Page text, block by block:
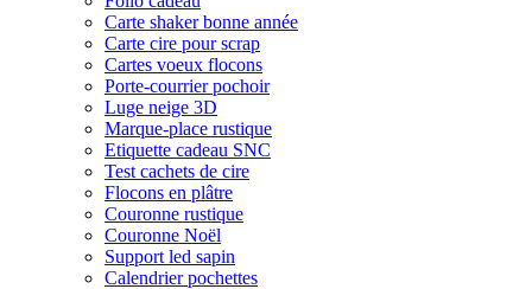
Carte shaker bonne année
Carte cire pour scrap
Cartes voeux flocons
Porte-courrier pochoir
Luge neige 3D
Marque-place rustique
Etiquette cadeau SNC
Test cachets de cire
Flocons en plâtre
Couronne rustique
Couronne Noël
Support led sapin
Calendrier pochettes